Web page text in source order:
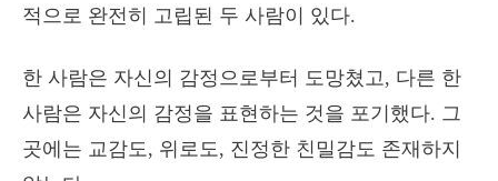
적으로 완전히 고립된 두 사람이 있다.
한 사람은 자신의 감정으로부터 도망쳤고, 다른 한
사람은 자신의 감정을 표현하는 것을 포기했다. 그
곳에는 교감도, 위로도, 진정한 친밀감도 존재하지